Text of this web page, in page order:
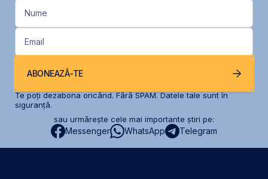
Nume
Email
ABONEAZĂ-TE
Te poți dezabona oricând. Fără SPAM. Datele tale sunt în
siguranță.
sau urmărește cele mai importante știri pe:
Messenger WhatsApp Telegram